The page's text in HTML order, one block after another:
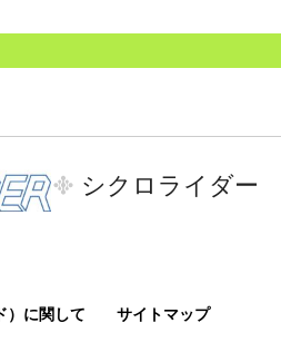
シクロライダー
）に関して サイトマップ